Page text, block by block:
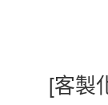
[客製